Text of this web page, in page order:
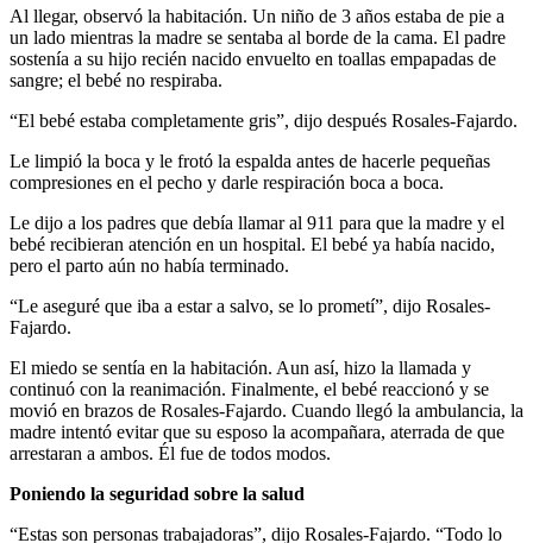
Al llegar, observó la habitación. Un niño de 3 años estaba de pie a
un lado mientras la madre se sentaba al borde de la cama. El padre
sostenía a su hijo recién nacido envuelto en toallas empapadas de
sangre; el bebé no respiraba.
“El bebé estaba completamente gris”, dijo después Rosales-Fajardo.
Le limpió la boca y le frotó la espalda antes de hacerle pequeñas
compresiones en el pecho y darle respiración boca a boca.
Le dijo a los padres que debía llamar al 911 para que la madre y el
bebé recibieran atención en un hospital. El bebé ya había nacido,
pero el parto aún no había terminado.
“Le aseguré que iba a estar a salvo, se lo prometí”, dijo Rosales-
Fajardo.
El miedo se sentía en la habitación. Aun así, hizo la llamada y
continuó con la reanimación. Finalmente, el bebé reaccionó y se
movió en brazos de Rosales-Fajardo. Cuando llegó la ambulancia, la
madre intentó evitar que su esposo la acompañara, aterrada de que
arrestaran a ambos. Él fue de todos modos.
Poniendo la seguridad sobre la salud
“Estas son personas trabajadoras”, dijo Rosales-Fajardo. “Todo lo